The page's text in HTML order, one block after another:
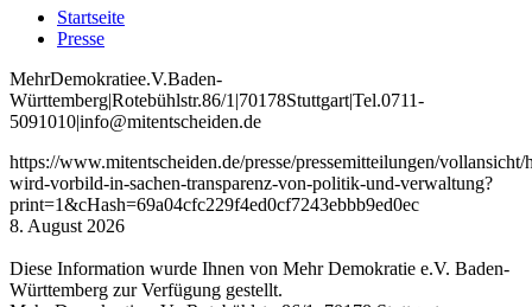
Startseite
Presse
MehrDemokratiee.V.Baden-
Württemberg|Rotebühlstr.86/1 |70178Stuttgart|Tel.0711-
5091010|info@mitentscheiden.de
https://www.mitentscheiden.de/presse/pressemitteilungen/vollansicht/
wird-vorbild-in-sachen-transparenz-von-politik-und-verwaltung?
print=1&cHash=69a04cfc229f4ed0cf7243ebbb9ed0ec
8. August 2026
Diese Information wurde Ihnen von Mehr Demokratie e.V. Baden-
Württemberg zur Verfügung gestellt.